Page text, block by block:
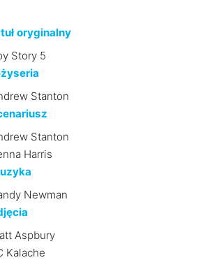
oryginalny
Story 5
Stanton
Stanton
Harris
Newman
Aspbury
Kalache